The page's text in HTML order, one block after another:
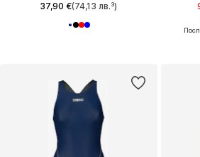
37,90 €(74,13 лв.³)